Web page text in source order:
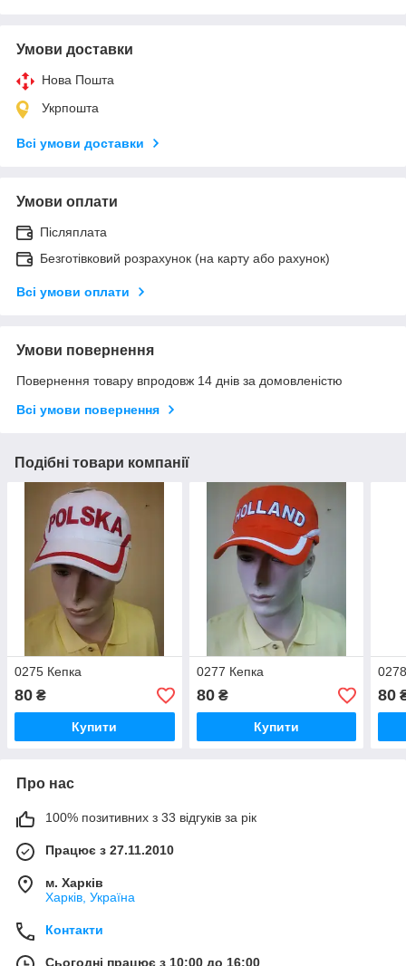
Умови доставки
Нова Пошта
Укрпошта
Всі умови доставки
Умови оплати
Післяплата
Безготівковий розрахунок (на карту або рахунок)
Всі умови оплати
Умови повернення
Повернення товару впродовж 14 днів за домовленістю
Всі умови повернення
Подібні товари компанії
0275 Кепка
80 ₴
Купити
0277 Кепка
80₴
Купити
80
Про нас
100% позитивних з 33 відгуків за рік
Працює з 27.11.2010
м. Харків
Харків, Україна
Контакти
Сьогодні працює з 10:00 до 16:00